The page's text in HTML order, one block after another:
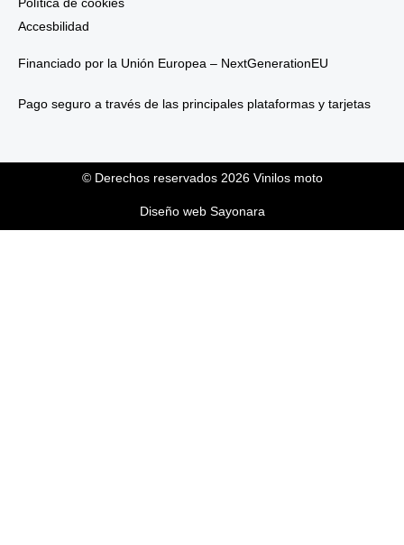
Accesbilidad
Financiado por la Unión Europea – NextGenerationEU
Pago seguro a través de las principales plataformas y tarjetas
© Derechos reservados 2026 Vinilos moto
Diseño web Sayonara